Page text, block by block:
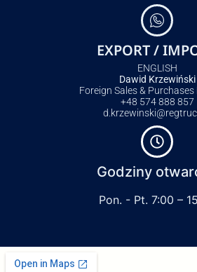
EXPORT /
ENGLISH
Dawid Krzewiński
Foreign Sales &
+48 574 888 857
Godziny
Pon. - Pt. 7:00 –